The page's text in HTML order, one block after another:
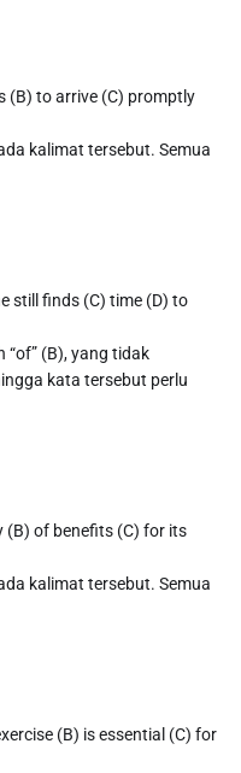
(B) to arrive (C) promptly
kalimat tersebut. Semua
still finds (C) time (D) to
“of” (B), yang tidak
kata tersebut perlu
(B) of benefits (C) for its
kalimat tersebut. Semua
(B) is essential (C) for